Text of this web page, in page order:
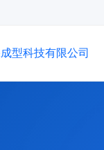
型科技有限公司